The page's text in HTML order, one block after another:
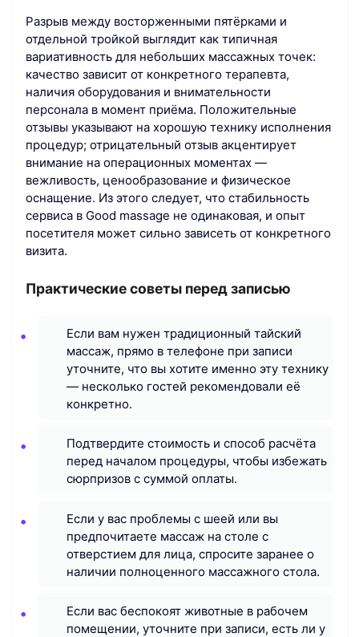
Разрыв между восторженными пятёрками и
отдельной тройкой выглядит как типичная
вариативность для небольших массажных точек:
качество зависит от конкретного терапевта,
наличия оборудования и внимательности
персонала в момент приёма. Положительные
отзывы указывают на хорошую технику исполнения
процедур; отрицательный отзыв акцентирует
внимание на операционных моментах —
вежливость, ценообразование и физическое
оснащение. Из этого следует, что стабильность
сервиса в Good massage не одинаковая, и опыт
посетителя может сильно зависеть от конкретного
визита.
Практические советы перед записью
Если вам нужен традиционный тайский
массаж, прямо в телефоне при записи
уточните, что вы хотите именно эту технику
— несколько гостей рекомендовали её
конкретно.
Подтвердите стоимость и способ расчёта
перед началом процедуры, чтобы избежать
сюрпризов с суммой оплаты.
Если у вас проблемы с шеей или вы
предпочитаете массаж на столе с
отверстием для лица, спросите заранее о
наличии полноценного массажного стола.
Если вас беспокоят животные в рабочем
помещении, уточните при записи, есть ли у